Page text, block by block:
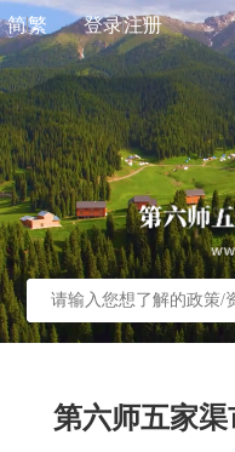
简繁 登录注册
第六师五家